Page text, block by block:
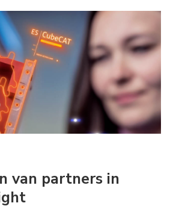
van partners in